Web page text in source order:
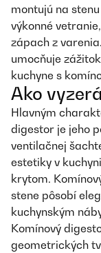
montujú na
výkonné
zápach z
umocňuje
kuchyne s
Ako
Hlavným
digestor je jeho
ventilačnej
estetiky v
krytom.
stene pôsobí
kuchynským
Komínový
geometrických